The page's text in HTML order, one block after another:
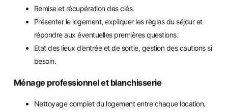
Remise et récupération des clés.
Présenter le logement, expliquer les règles du séjour et
répondre aux éventuelles premières questions.
Etat des lieux d’entrée et de sortie, gestion des cautions si
besoin.
Ménage professionnel et blanchisserie
Nettoyage complet du logement entre chaque location.